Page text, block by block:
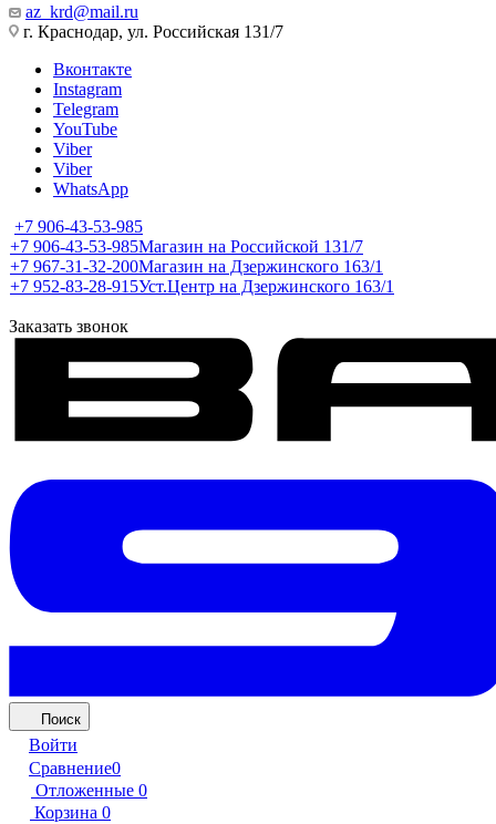
az_krd@mail.ru
г. Краснодар, ул. Российская 131/7
Вконтакте
Instagram
Telegram
YouTube
Viber
Viber
WhatsApp
+7 906-43-53-985
+7 906-43-53-985Магазин на Российской 131/7
+7 967-31-32-200Магазин на Дзержинского 163/1
+7 952-83-28-915Уст.Центр на Дзержинского 163/1
Заказать звонок
Поиск
Войти
Сравнение0
Отложенные 0
Корзина 0